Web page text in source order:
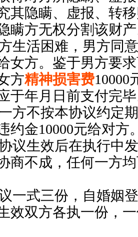
其隐瞒、虚报、转
瞒方无权分割该财
生活困难，男方同
女方。鉴于男方要
方精神损害费10000
于年月日前支付完
方不按本协议约定
约金10000元给对方
议生效后在执行中
商不成，任何一方
一式三份，自婚姻
效双方各执一份，